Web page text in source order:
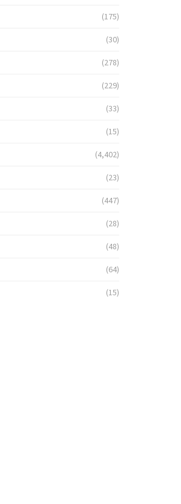
(175)
(30)
(278)
(229)
(33)
(15)
(4,402)
(23)
(447)
(28)
(48)
(64)
(15)